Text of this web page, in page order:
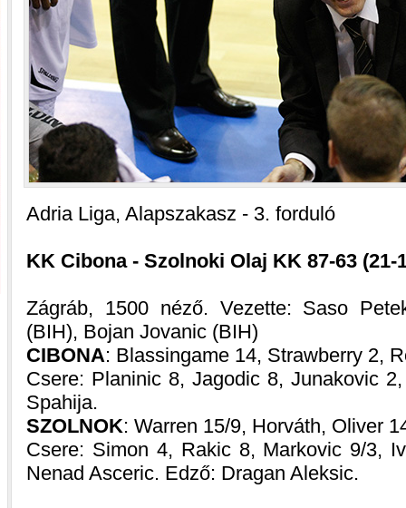
Adria Liga, Alapszakasz - 3. forduló
KK Cibona - Szolnoki Olaj KK 87-63 (21-
Zágráb, 1500 néző. Vezette: Saso
(BIH), Bojan Jovanic (BIH)
CIBONA: Blassingame 14, Strawberry 2,
Csere: Planinic 8, Jagodic 8, Junakovic
Spahija.
SZOLNOK: Warren 15/9, Horváth, Oliver
Csere: Simon 4, Rakic 8, Markovic 9/3,
Nenad Asceric. Edző: Dragan Aleksic.